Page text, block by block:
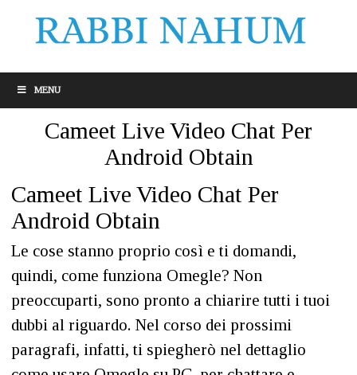
MENU
Cameet Live Video Chat Per
Android Obtain
Cameet Live Video Chat Per
Android Obtain
Le cose stanno proprio così e ti domandi,
quindi, come funziona Omegle? Non
preoccuparti, sono pronto a chiarire tutti i tuoi
dubbi al riguardo. Nel corso dei prossimi
paragrafi, infatti, ti spiegherò nel dettaglio